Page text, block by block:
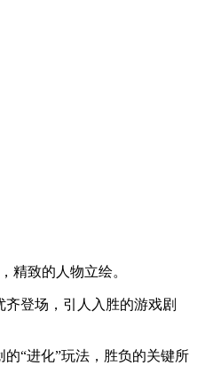
精致的人物立绘。
登场，引人入胜的游戏剧
“进化”玩法，胜负的关键所